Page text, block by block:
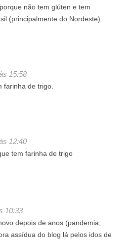
não tem glúten e tem
(principalmente do Nordeste).
15:58
farinha de trigo.
12:40
tem farinha de trigo
10:33
depois de anos (pandemia,
assídua do blog lá pelos idos de